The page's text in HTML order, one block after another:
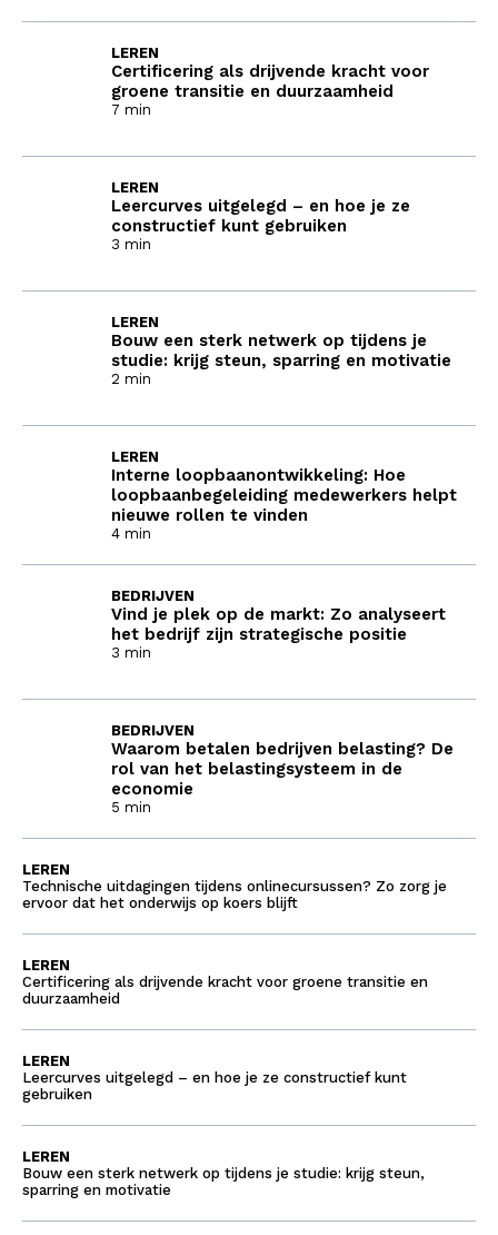
Certificering als drijvende kracht voor
groene transitie en duurzaamheid
LEREN
7 min
Leercurves uitgelegd – en hoe je ze
constructief kunt gebruiken
LEREN
3 min
Bouw een sterk netwerk op tijdens je
studie: krijg steun, sparring en motivatie
LEREN
2 min
Interne loopbaanontwikkeling: Hoe
loopbaanbegeleiding medewerkers helpt
nieuwe rollen te vinden
LEREN
4 min
Vind je plek op de markt: Zo analyseert
het bedrijf zijn strategische positie
BEDRIJVEN
3 min
Waarom betalen bedrijven belasting? De
rol van het belastingsysteem in de
economie
BEDRIJVEN
5 min
Technische uitdagingen tijdens onlinecursussen? Zo zorg je
ervoor dat het onderwijs op koers blijft
LEREN
Certificering als drijvende kracht voor groene transitie en
duurzaamheid
LEREN
Leercurves uitgelegd – en hoe je ze constructief kunt
gebruiken
LEREN
Bouw een sterk netwerk op tijdens je studie: krijg steun,
sparring en motivatie
LEREN